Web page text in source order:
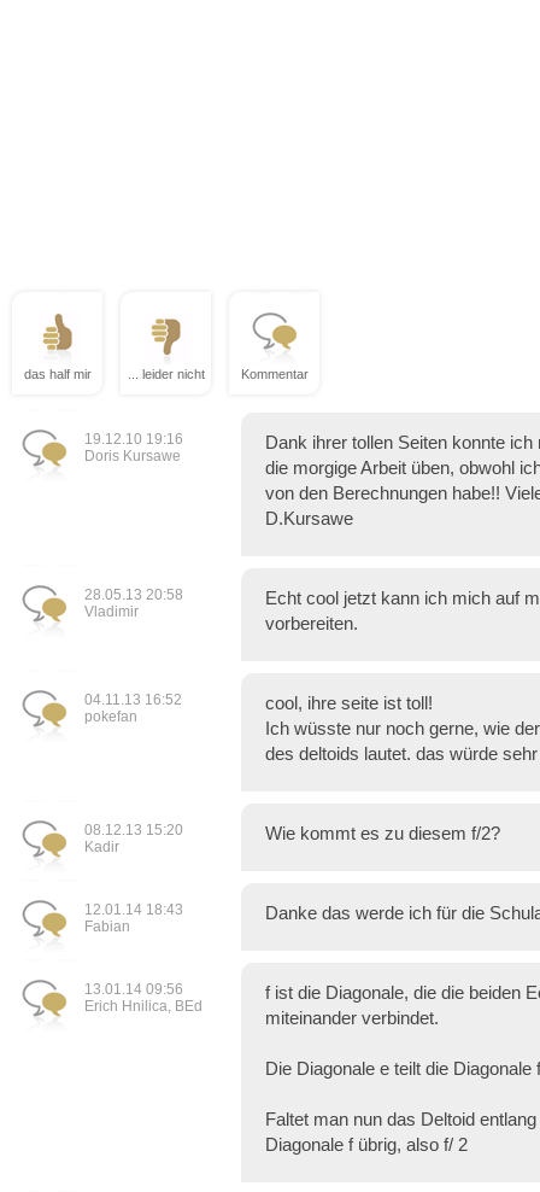
das half mir ... leider nicht Kommentar
19.12.10 19:16
Doris Kursawe
Dank ihrer tollen Seiten konnte
die morgige Arbeit üben, obwohl
von den Berechnungen habe!!
D.Kursawe
28.05.13 20:58
Vladimir
Echt cool jetzt kann ich mich auf
vorbereiten.
04.11.13 16:52
pokefan
cool, ihre seite ist toll!
Ich wüsste nur noch gerne, wie
des deltoids lautet. das würde
08.12.13 15:20
Kadir
Wie kommt es zu diesem f/2?
12.01.14 18:43
Fabian
Danke das werde ich für die
13.01.14 09:56
Erich Hnilica, BEd
f ist die Diagonale, die die beiden
miteinander verbindet.
Die Diagonale e teilt die Diagonale
Faltet man nun das Deltoid
Diagonale f übrig, also f/ 2